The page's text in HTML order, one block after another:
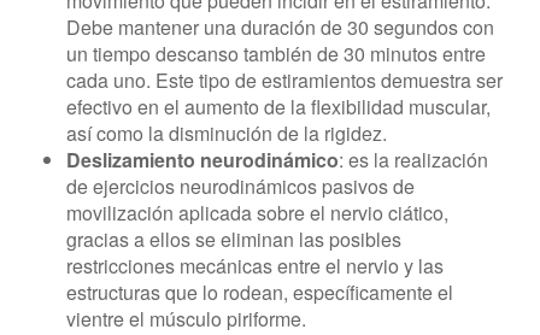
Debe mantener una duración de 30 segundos con
un tiempo descanso también de 30 minutos entre
cada uno. Este tipo de estiramientos demuestra ser
efectivo en el aumento de la flexibilidad muscular,
así como la disminución de la rigidez.
Deslizamiento neurodinámico: es la realización
de ejercicios neurodinámicos pasivos de
movilización aplicada sobre el nervio ciático,
gracias a ellos se eliminan las posibles
restricciones mecánicas entre el nervio y las
estructuras que lo rodean, específicamente el
vientre el músculo piriforme.